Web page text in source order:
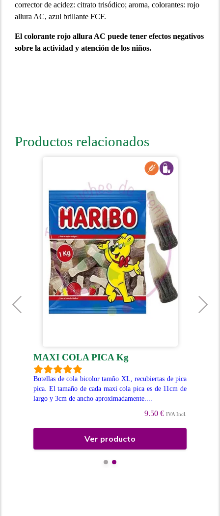
corrector de acidez: citrato trisódico; aroma, colorantes: rojo
allura AC, azul brillante FCF.
El colorante rojo allura AC puede tener efectos negativos
sobre la actividad y atención de los niños.
Productos relacionados
MAXI COLA PICA Kg
Botellas de cola bicolor tamño XL, recubiertas de pica
pica. El tamaño de cada maxi cola pica es de 11cm de
largo y 3cm de ancho aproximadamente....
9.50 € IVA Incl.
Ver producto